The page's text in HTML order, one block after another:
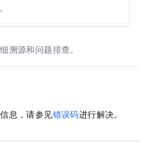
溯源和问题排查。
息，请参见错误码进行解决。